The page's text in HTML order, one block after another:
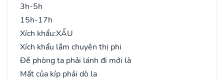
3h-5h
15h-17h
Xích khẩu:XẤU
Xích khẩu lắm chuyên thị phi
Đề phòng ta phải lánh đi mới là
Mất của kíp phải dò la